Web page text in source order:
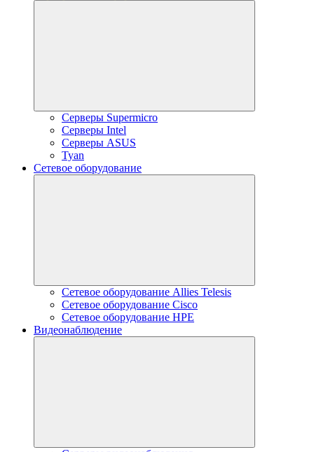
Серверы Supermicro
Серверы Intel
Серверы ASUS
Tyan
Сетевое оборудование
Сетевое оборудование Allies Telesis
Сетевое оборудование Cisco
Сетевое оборудование HPE
Видеонаблюдение